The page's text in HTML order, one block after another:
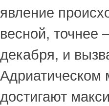
явление
весной, точнее
декабря, и
Адриатическом
достигают